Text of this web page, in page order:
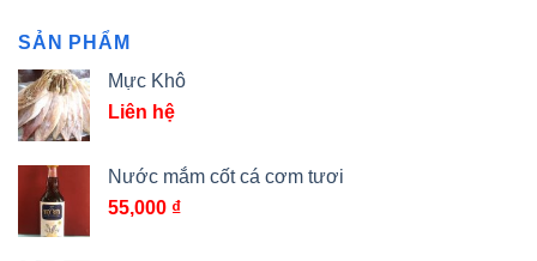
SẢN PHẨM
Mực Khô
Liên hệ
Nước mắm cốt cá cơm tươi
55,000 ₫